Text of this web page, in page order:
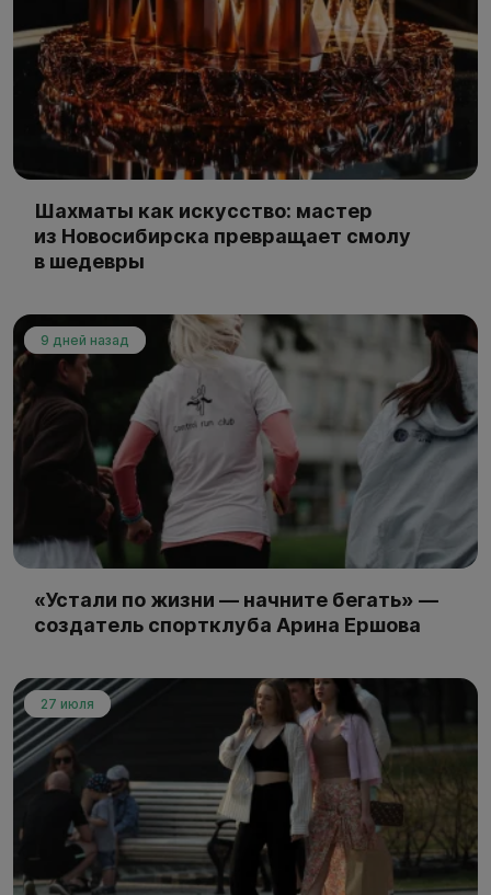
Шахматы как искусство: мастер
из Новосибирска превращает смолу
в шедевры
9 дней назад
«Устали по жизни — начните бегать» —
создатель спортклуба Арина Ершова
27 июля